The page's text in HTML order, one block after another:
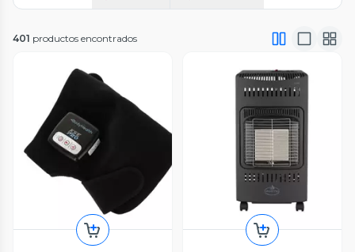
401 productos encontrados